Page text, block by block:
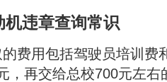
机违章查询常识
费用包括驾驶员培训费
，再交给总校700元左右